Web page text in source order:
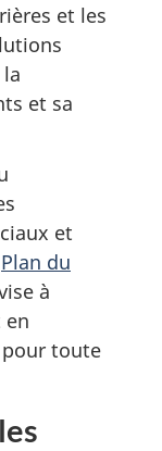
et les
et sa
et
Plan du
à
en
toute